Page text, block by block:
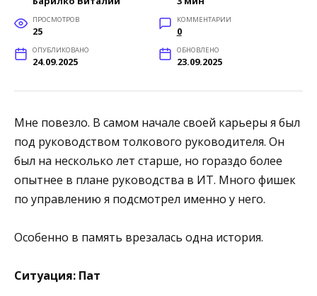
ПРОСМОТРОВ
25
КОММЕНТАРИИ
0
ОПУБЛИКОВАНО
24.09.2025
ОБНОВЛЕНО
23.09.2025
Мне повезло. В самом начале своей карьеры я был
под руководством толкового руководителя. Он
был на несколько лет старше, но гораздо более
опытнее в плане руководства в ИТ. Много фишек
по управлению я подсмотрел именно у него.
Особенно в память врезалась одна история.
Ситуация: Пат